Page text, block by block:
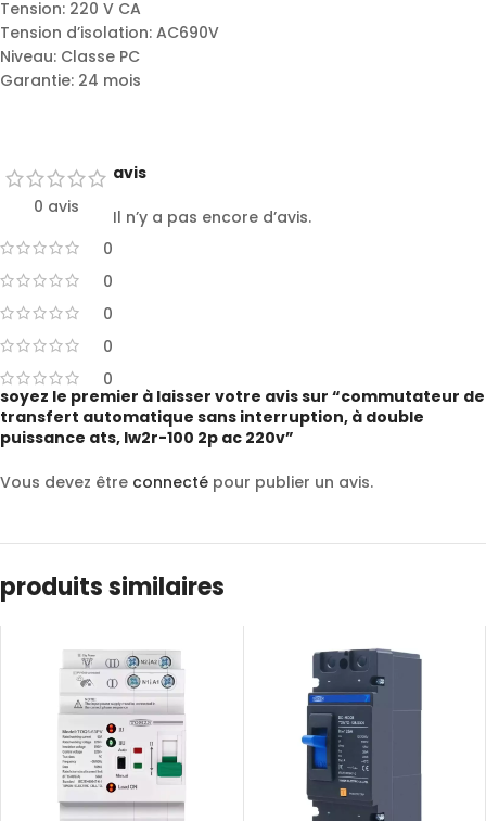
Tension: 220 V CA
Tension d’isolation: AC690V
Niveau: Classe PC
Garantie: 24 mois
0 avis
0
0
0
0
0
avis
Il n’y a pas encore d’avis.
soyez le premier à laisser votre avis sur “commutateur de
transfert automatique sans interruption, à double
puissance ats, lw2r-100 2p ac 220v”
Vous devez être connecté pour publier un avis.
produits similaires